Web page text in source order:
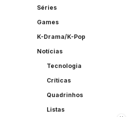
Séries
Games
K-Drama/K-Pop
Notícias
Tecnologia
Críticas
Quadrinhos
Listas